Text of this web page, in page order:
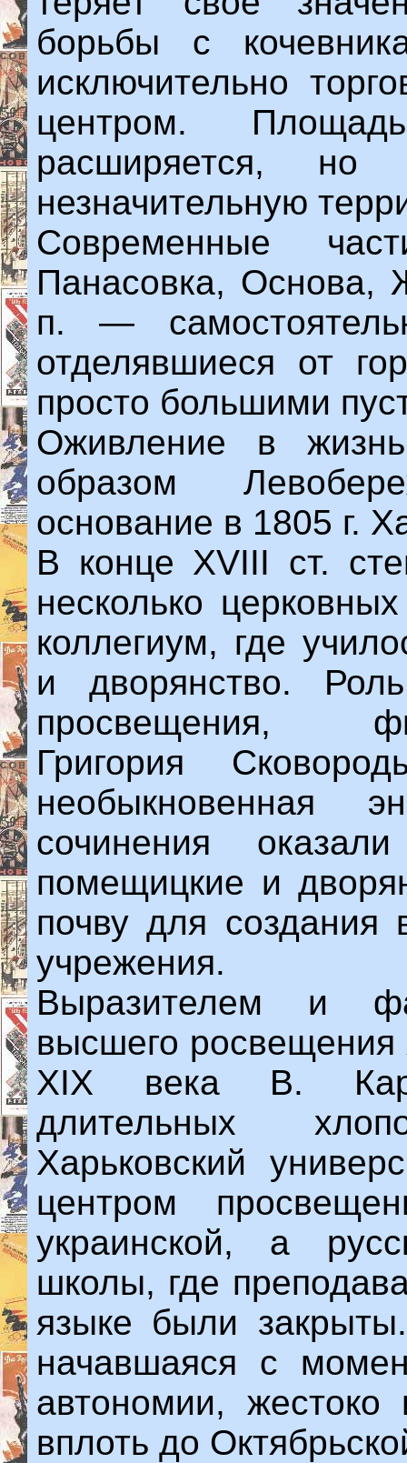
борьбы с
исключительно
центром.
расширяется, но
незначительную
Современные
Панасовка, Основа,
п. —
отделявшиеся от
просто большими
Оживление в
образом
основание в 1805 г.
В конце XVIII ст.
несколько
коллегиум, где
и дворянство.
просвещения,
Григория
необыкновенная
сочинения
помещицкие и
почву для создания
учрежения.
Выразителем и
высшего росвещения
XIX века В.
длительных
Харьковский
центром
украинской, а
школы, где
языке были
начавшаяся с
автономии, жестоко
вплоть до